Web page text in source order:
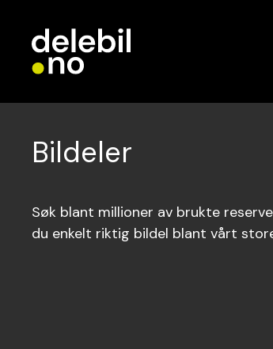
Bildeler
Søk blant millioner av brukte
du enkelt riktig bildel blant vårt